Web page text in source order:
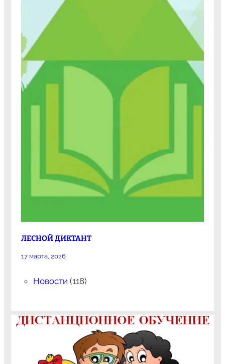
ЛЕСНОЙ ДИКТАНТ
17 марта, 2026
Новости (118)